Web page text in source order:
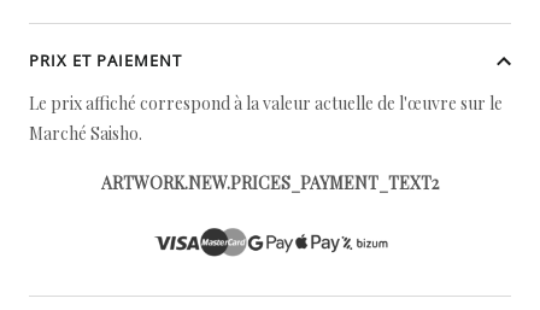
PRIX ET PAIEMENT
Le prix affiché correspond à la valeur actuelle de l'œuvre sur le
Marché Saisho.
ARTWORK.NEW.PRICES_PAYMENT_TEXT2